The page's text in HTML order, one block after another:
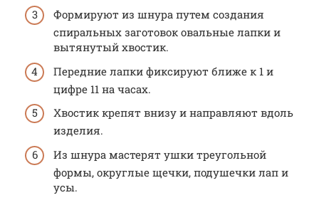
Формируют из шнура путем создания
спиральных заготовок овальные лапки и
вытянутый хвостик.
Передние лапки фиксируют ближе к 1 и
цифре 11 на часах.
Хвостик крепят внизу и направляют вдоль
изделия.
Из шнура мастерят ушки треугольной
формы, округлые щечки, подушечки лап и
усы.